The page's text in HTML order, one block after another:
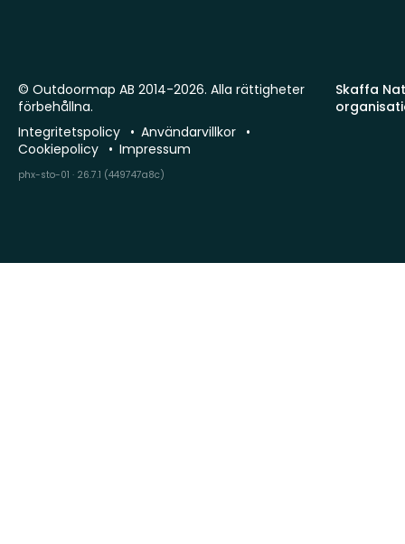
Skaffa
© Outdoormap AB 2014-2026. Alla rättigheter
förbehållna.
Integritetspolicy
Användarvillkor
Cookiepolicy
Impressum
phx-sto-01 · 26.7.1 (449747a8c)